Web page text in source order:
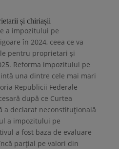
și chiriașii
a impozitului pe
în 2024, ceea ce va
pentru proprietari și
Reforma impozitului pe
una dintre cele mai mari
Republicii Federale
după ce Curtea
a declarat neconstituțională
a impozitului pe
a fost baza de evaluare
parțial pe valori din